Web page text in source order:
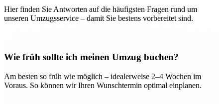
Hier finden Sie Antworten auf die häufigsten Fragen rund um
unseren Umzugsservice – damit Sie bestens vorbereitet sind.
Wie früh sollte ich meinen Umzug buchen?
Am besten so früh wie möglich – idealerweise 2–4 Wochen im
Voraus. So können wir Ihren Wunschtermin optimal einplanen.